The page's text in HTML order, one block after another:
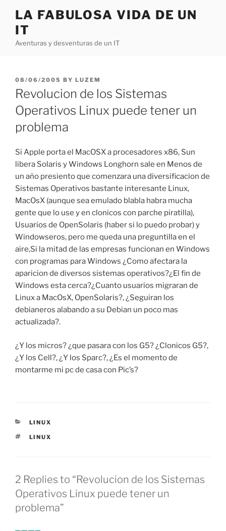
content
LA FABULOSA VIDA DE UN
IT
Aventuras y desventuras de un IT
POSTED
ON
08/06/2005 BY LUZEM
Revolucion de los Sistemas
Operativos Linux puede tener un
problema
Si Apple porta el MacOSX a procesadores x86, Sun
libera Solaris y Windows Longhorn sale en Menos de
un año presiento que comenzara una diversificacion de
Sistemas Operativos bastante interesante Linux,
MacOsX (aunque sea emulado blabla habra mucha
gente que lo use y en clonicos con parche piratilla),
Usuarios de OpenSolaris (haber si lo puedo probar) y
Windowseros, pero me queda una preguntilla en el
aire,Si la mitad de las empresas funcionan en Windows
con programas para Windows ¿Como afectara la
aparicion de diversos sistemas operativos?¿El fin de
Windows esta cerca?¿Cuanto usuarios migraran de
Linux a MacOsX, OpenSolaris?, ¿Seguiran los
debianeros alabando a su Debian un poco mas
actualizada?.
¿Y los micros? ¿que pasara con los G5? ¿Clonicos G5?,
¿Y los Cell?, ¿Y los Sparc?, ¿Es el momento de
montarme mi pc de casa con Pic’s?
CATEGORIES
LINUX
TAGS
LINUX
2 Replies to “Revolucion de los Sistemas
Operativos Linux puede tener un
problema”